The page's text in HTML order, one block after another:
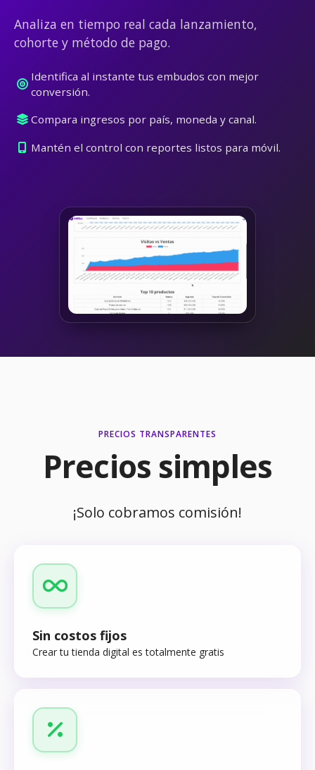
Analiza en tiempo real cada lanzamiento,
cohorte y método de pago.
Identifica al instante tus embudos con mejor
conversión.
Compara ingresos por país, moneda y canal.
Mantén el control con reportes listos para móvil.
PRECIOS TRANSPARENTES
Precios simples
¡Solo cobramos comisión!
Sin costos fijos
Crear tu tienda digital es totalmente gratis